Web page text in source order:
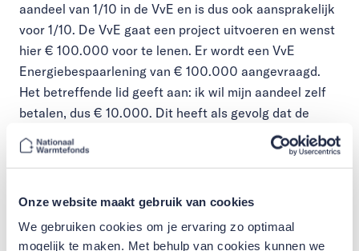
Onze website maakt gebruik van cookies
We gebruiken cookies om je ervaring zo optimaal
mogelijk te maken. Met behulp van cookies kunnen we
aandeel van 1/10 in de VvE en is dus ook aansprakelijk
voor 1/10. De VvE gaat een project uitvoeren en wenst
hier € 100.000 voor te lenen. Er wordt een VvE
Energiebespaarlening van € 100.000 aangevraagd.
Het betreffende lid geeft aan: ik wil mijn aandeel zelf
betalen, dus € 10.000. Dit heeft als gevolg dat de
lening daalt naar € 90.000. De aansprakelijkheid voor
elk lid, dus ook voor dit lid, blijft 1/10 van de
Resultaat: dit lid brengt direct € 10.000 in én blijft
situatie, waar het Nationaal Warmtefonds niet aan